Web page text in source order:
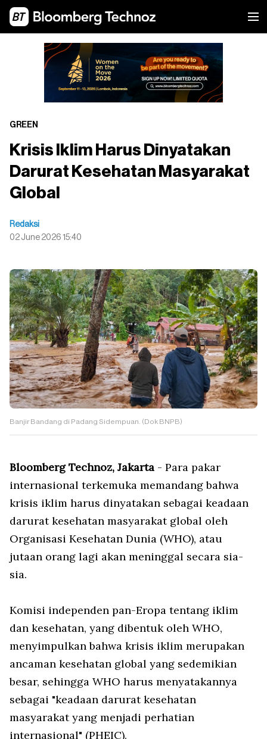
GREEN
Krisis Iklim Harus Dinyatakan
Darurat Kesehatan Masyarakat
Global
Redaksi
02 June 2026 15:40
Banjir Bandang di Padang Sidempuan. (Dok BNPB)
Bloomberg Technoz, Jakarta - Para pakar
internasional terkemuka memandang bahwa
krisis iklim harus dinyatakan sebagai keadaan
darurat kesehatan masyarakat global oleh
Organisasi Kesehatan Dunia (WHO), atau
jutaan orang lagi akan meninggal secara sia-
sia.
Komisi independen pan-Eropa tentang iklim
dan kesehatan, yang dibentuk oleh WHO,
menyimpulkan bahwa krisis iklim merupakan
ancaman kesehatan global yang sedemikian
besar, sehingga WHO harus menyatakannya
sebagai "keadaan darurat kesehatan
masyarakat yang menjadi perhatian
internasional" (PHEIC).